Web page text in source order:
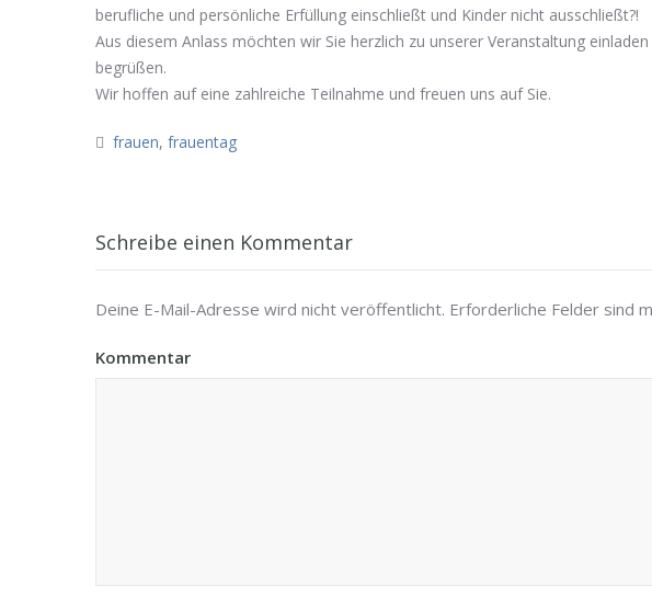
berufliche und persönliche Erfüllung einschließt und Kinder nicht ausschließt?!
Aus diesem Anlass möchten wir Sie herzlich zu unserer Veranstaltung
begrüßen.
Wir hoffen auf eine zahlreiche Teilnahme und freuen uns auf Sie.
frauen, frauentag
Schreibe einen Kommentar
Deine E-Mail-Adresse wird nicht veröffentlicht. Erforderliche Felder sind
Kommentar